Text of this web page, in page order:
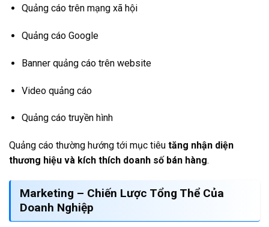
Quảng cáo trên mạng xã hội
Quảng cáo Google
Banner quảng cáo trên website
Video quảng cáo
Quảng cáo truyền hình
Quảng cáo thường hướng tới mục tiêu tăng nhận diện
thương hiệu và kích thích doanh số bán hàng.
Marketing – Chiến Lược Tổng Thể Của
Doanh Nghiệp